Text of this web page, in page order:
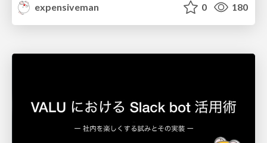
expensiveman
0 180